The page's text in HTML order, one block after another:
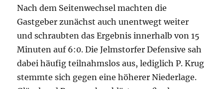
Nach dem Seitenwechsel machten die
Gastgeber zunächst auch unentwegt weiter
und schraubten das Ergebnis innerhalb von 15
Minuten auf 6:0. Die Jelmstorfer Defensive sah
dabei häufig teilnahmslos aus, lediglich P. Krug
stemmte sich gegen eine höherer Niederlage.